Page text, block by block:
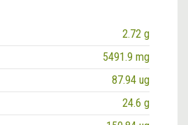
2.72 g
5491.9 mg
87.94 ug
24.6 g